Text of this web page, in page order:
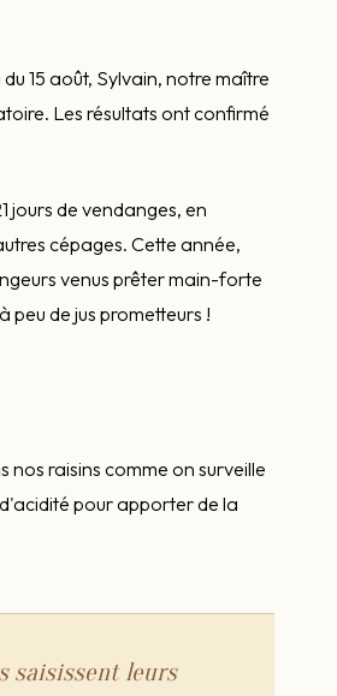
15 août, Sylvain, notre maître
Les résultats ont confirmé
jours de vendanges, en
cépages. Cette année,
venus prêter main-forte
peu de jus prometteurs !
raisins comme on surveille
pour apporter de la
saisissent leurs